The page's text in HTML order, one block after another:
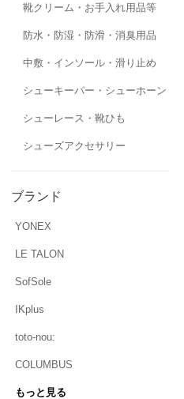
靴クリーム・お手入れ用品等
防水・防湿・防滑・消臭用品
中敷・インソール・滑り止め
シューキーパー・シューホーン
シューレース・靴ひも
シューズアクセサリー
ブランド
YONEX
LE TALON
SofSole
IKplus
toto-nou:
COLUMBUS
もっと見る